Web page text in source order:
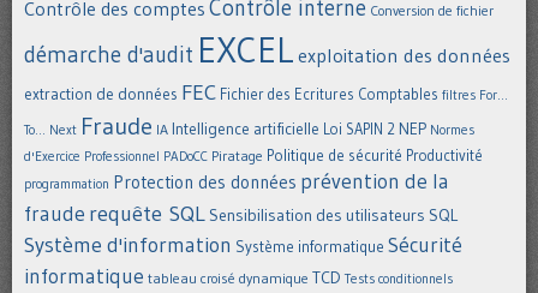
Contrôle des comptes Contrôle interne Conversion de fichier
démarche d'audit EXCEL exploitation des données
extraction de données FEC Fichier des Ecritures Comptables filtres For...
To... Next Fraude IA Intelligence artificielle Loi SAPIN 2 NEP Normes
d'Exercice Professionnel PADoCC Piratage Politique de sécurité Productivité
programmation Protection des données prévention de la
fraude requête SQL Sensibilisation des utilisateurs SQL
Système d'information Système informatique Sécurité
informatique tableau croisé dynamique TCD Tests conditionnels